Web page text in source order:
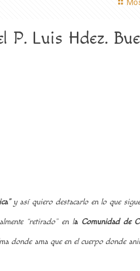
P. Luis Hdez.
y así quiero destacarlo en lo que
“retirado” en la Comunidad de
donde ama que en el cuerpo donde